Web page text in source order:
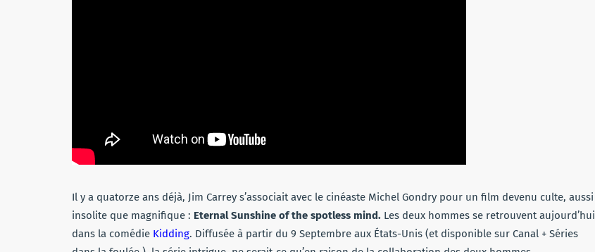
Il y a quatorze ans déjà, Jim Carrey s’associait avec le cinéaste Michel Gondry pour un film devenu culte, aussi
insolite que magnifique : Eternal Sunshine of the spotless mind. Les deux hommes se retrouvent aujourd’hui
dans la comédie Kidding. Diffusée à partir du 9 Septembre aux États-Unis (et disponible sur Canal + Séries